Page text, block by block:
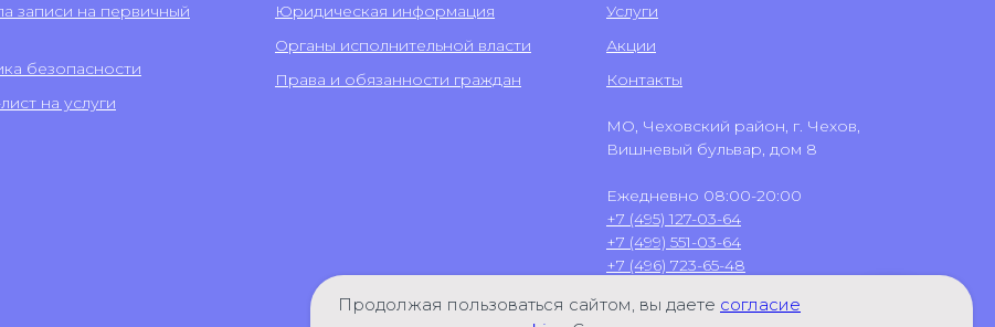
Продолжая пользоваться сайтом, вы даете согласие
записи на первичный
безопасности
на услуги
Юридическая информация
Органы исполнительной власти
Права и обязанности граждан
Услуги
Акции
Контакты
МО, Чеховский район, г. Чехов,
Вишневый бульвар, дом 8
Ежедневно 08:00-20:00
+7 (495) 127-03-64
+7 (499) 551-03-64
+7 (496) 723-65-48